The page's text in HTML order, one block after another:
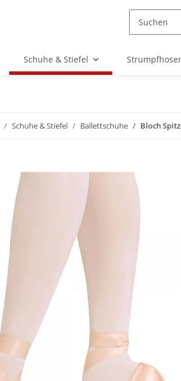
Schuhe & Stiefel
Schuhe & Stiefel Ballettschuhe Bloch